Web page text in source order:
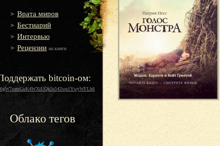
Врата миров
Бестиарий
Интервью
Рецензии на книги
bitcoin-ом:
Облако тегов